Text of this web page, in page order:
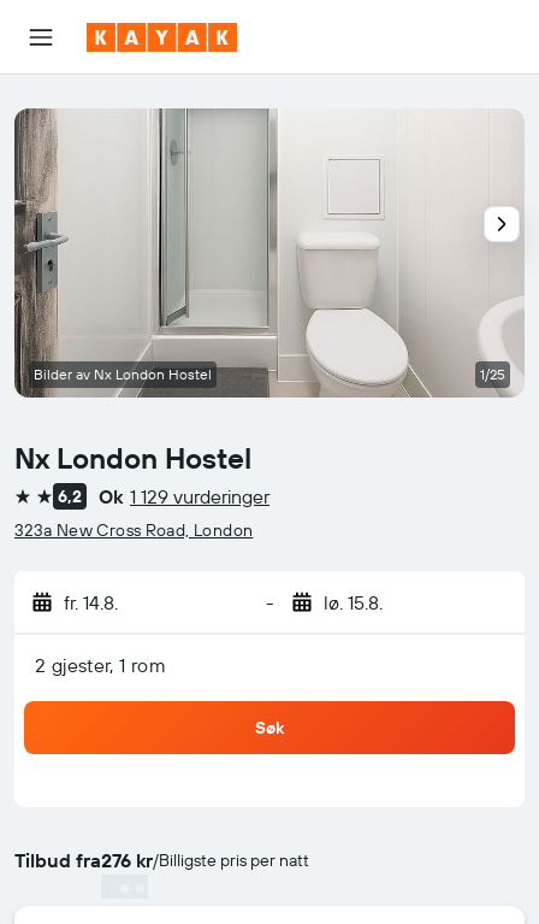
Nx London Hostel
2 stjerner
6,2 Ok 1 129 vurderinger
323a New Cross Road, London
fr. 14.8. - lø. 15.8.
2 gjester, 1 rom
Søk
Tilbud fra276 kr/Billigste pris per natt
Bilder av Nx London Hostel 1/25